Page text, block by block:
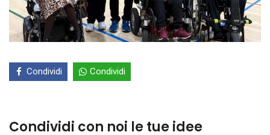
Condividi Condividi
Condividi con noi le tue idee